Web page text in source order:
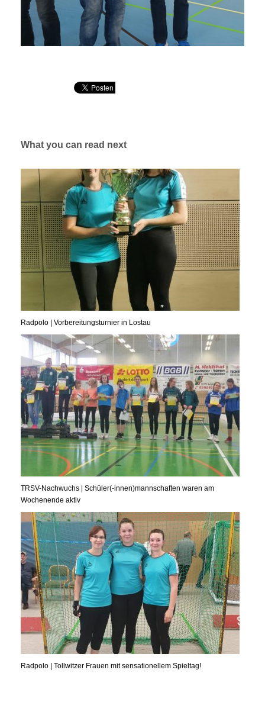
What you can read next
Radpolo | Vorbereitungsturnier in Lostau
TRSV-Nachwuchs | Schüler(-innen)mannschaften waren am
Wochenende aktiv
Radpolo | Tollwitzer Frauen mit sensationellem Spieltag!